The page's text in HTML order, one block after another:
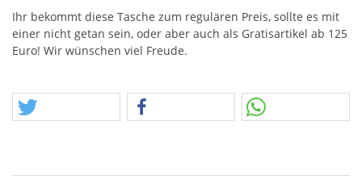
Ihr bekommt diese Tasche zum regulären Preis, sollte es mit
einer nicht getan sein, oder aber auch als Gratisartikel ab 125
Euro! Wir wünschen viel Freude.